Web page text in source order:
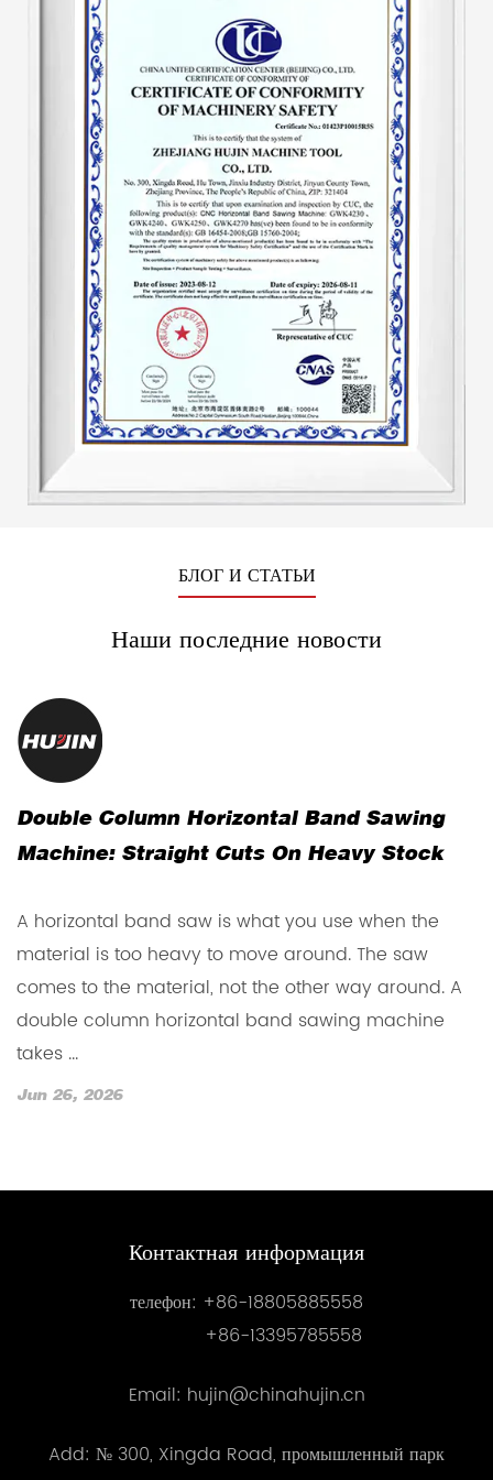
регулировал скорость. Скорость станка после начала
работы унифицирована, что исключает
традиционные недостатки протягивания зубьев. А
производительность на треть выше, чем у
аналогичной продукции, что позволяет сэкономить
около 30-40% ленточных пил. Гидравлическая
система является ключевой частью пильного станка.
Это улучшение принесло как экономические, так и
существенные выгоды.
БЛОГ И СТАТЬИ
Наши последние новости
Double Column Horizontal Band Sawing
Machine: Straight Cuts On Heavy Stock
A horizontal band saw is what you use when the
material is too heavy to move around. The saw
comes to the material, not the other way around. A
double column horizontal band sawing machine
takes ...
Jun 26, 2026
Контактная информация
телефон: +86-18805885558
+86-13395785558
Email: hujin@chinahujin.cn
Add: № 300, Xingda Road, промышленный парк